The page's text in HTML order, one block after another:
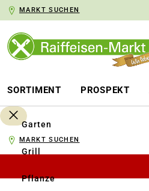
Zur
MARKT SUCHEN
SORTIMENT PROSPEKT
Garten
Grill
Pflanze
MARKT SUCHEN